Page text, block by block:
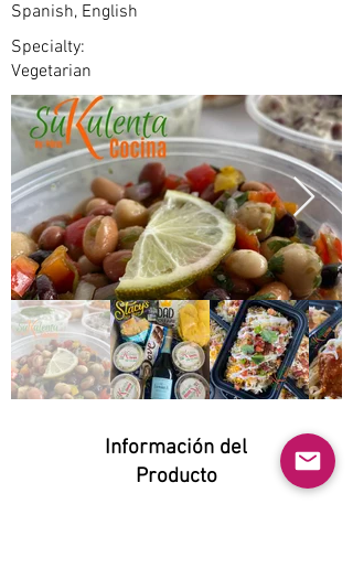
Spanish, English
Specialty:
Vegetarian
Información del
Producto